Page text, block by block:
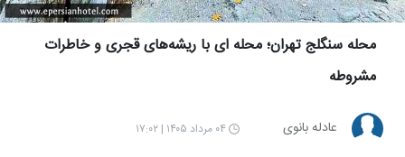
محله سنگلج تهران؛ محله‌ ای با ریشه‌های قجری و خاطرات
مشروطه
عادله بانوی ۰۴ مرداد ۱۴۰۵ | ۱۷:۰۲